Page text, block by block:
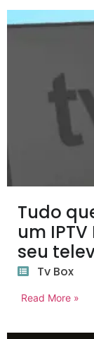
Tudo
um
seu
Tv Box
Read More »